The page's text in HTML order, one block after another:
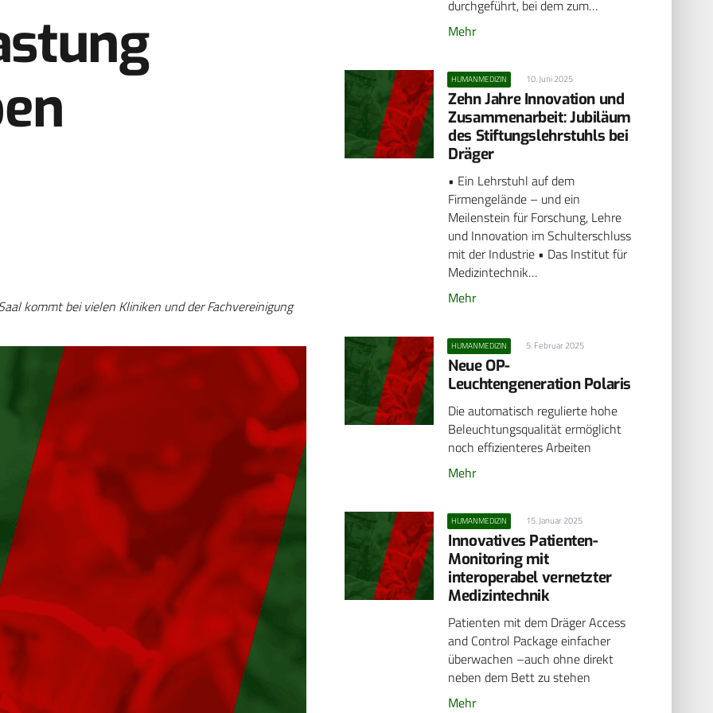
kommt bei vielen Kliniken und der Fachvereinigung
durchgeführt, bei dem zum…
Mehr
HUMANMEDIZIN 10. Juni 2025
Zehn Jahre Innovation und
Zusammenarbeit: Jubiläum
des Stiftungslehrstuhls bei
Dräger
• Ein Lehrstuhl auf dem
Firmengelände – und ein
Meilenstein für Forschung, Lehre
und Innovation im Schulterschluss
mit der Industrie • Das Institut für
Medizintechnik…
Mehr
HUMANMEDIZIN 5. Februar 2025
Neue OP-
Leuchtengeneration Polaris
Die automatisch regulierte hohe
Beleuchtungsqualität ermöglicht
noch effizienteres Arbeiten
Mehr
HUMANMEDIZIN 15. Januar 2025
Innovatives Patienten-
Monitoring mit
interoperabel vernetzter
Medizintechnik
Patienten mit dem Dräger Access
and Control Package einfacher
überwachen –auch ohne direkt
neben dem Bett zu stehen
Mehr